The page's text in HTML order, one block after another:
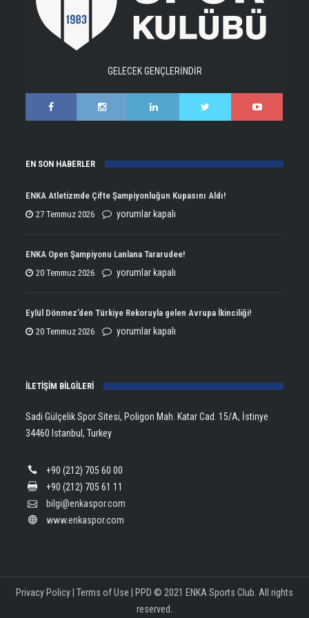
GELECEK GENÇLERİNDİR
EN SON HABERLER
ENKA Atletizmde Çifte Şampiyonluğun Kupasını Aldı!
27 Temmuz 2026
ENKA
Çifte
Şampiyonluğun
Aldı!
yorumlar kapalı
ENKA Open Şampiyonu Lanlana Tararudee!
20 Temmuz 2026
ENKA
Şampiyonu
Lanlana
yorumlar kapalı
Eylül Dönmez’den Türkiye Rekoruyla gelen Avrupa İkinciliği!
20 Temmuz 2026
Eylül
Rekoruyla
Avrupa
yorumlar kapalı
İLETİŞİM BİLGİLERİ
Sadi Gülçelik Spor Sitesi, Poligon Mah. Katar Cad. 15/A, İstinye
34460 Istanbul, Turkey
+90 (212) 705 60 00
+90 (212) 705 61 11
bilgi@enkaspor.com
www.enkaspor.com
Privacy Policy Terms of Use PPD © 2021 ENKA Sports Club. All rights
reserved.